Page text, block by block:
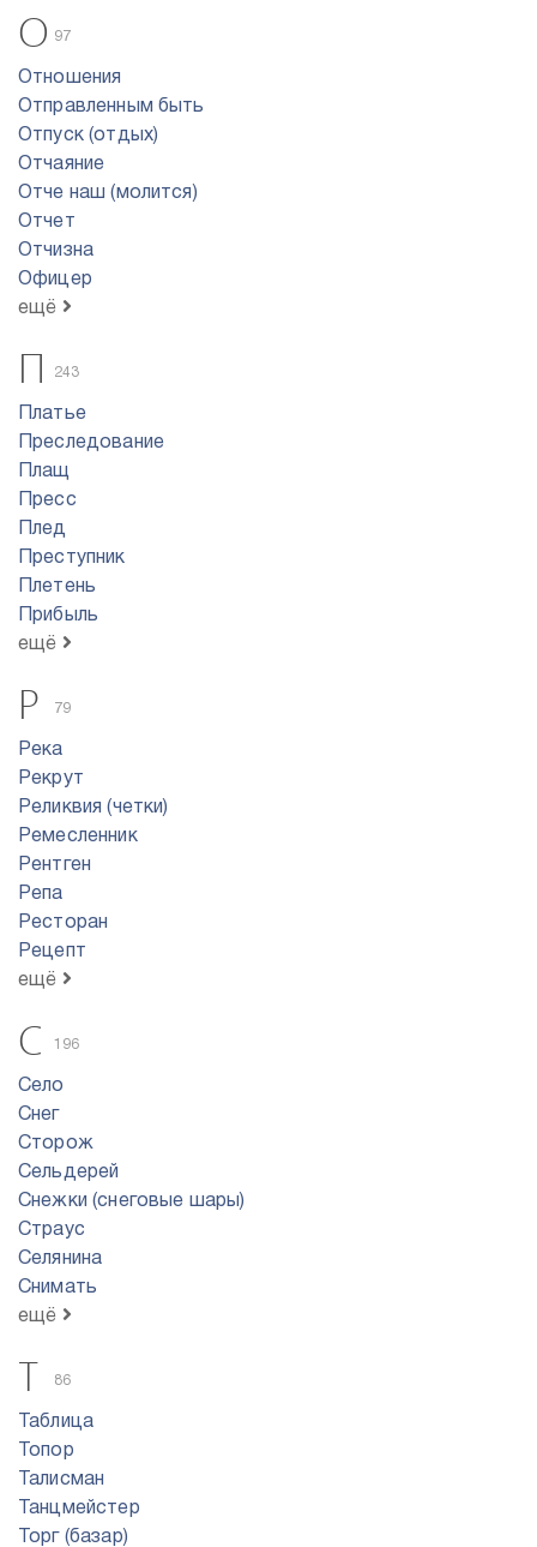
О 97
Отношения
Отправленным быть
Отпуск (отдых)
Отчаяние
Отче наш (молится)
Отчет
Отчизна
Офицер
ещё
П 243
Платье
Преследование
Плащ
Пресс
Плед
Преступник
Плетень
Прибыль
ещё
Р 79
Река
Рекрут
Реликвия (четки)
Ремесленник
Рентген
Репа
Ресторан
Рецепт
ещё
С 196
Село
Снег
Сторож
Сельдерей
Снежки (снеговые шары)
Страус
Селянина
Снимать
ещё
Т 86
Таблица
Топор
Талисман
Танцмейстер
Торг (базар)